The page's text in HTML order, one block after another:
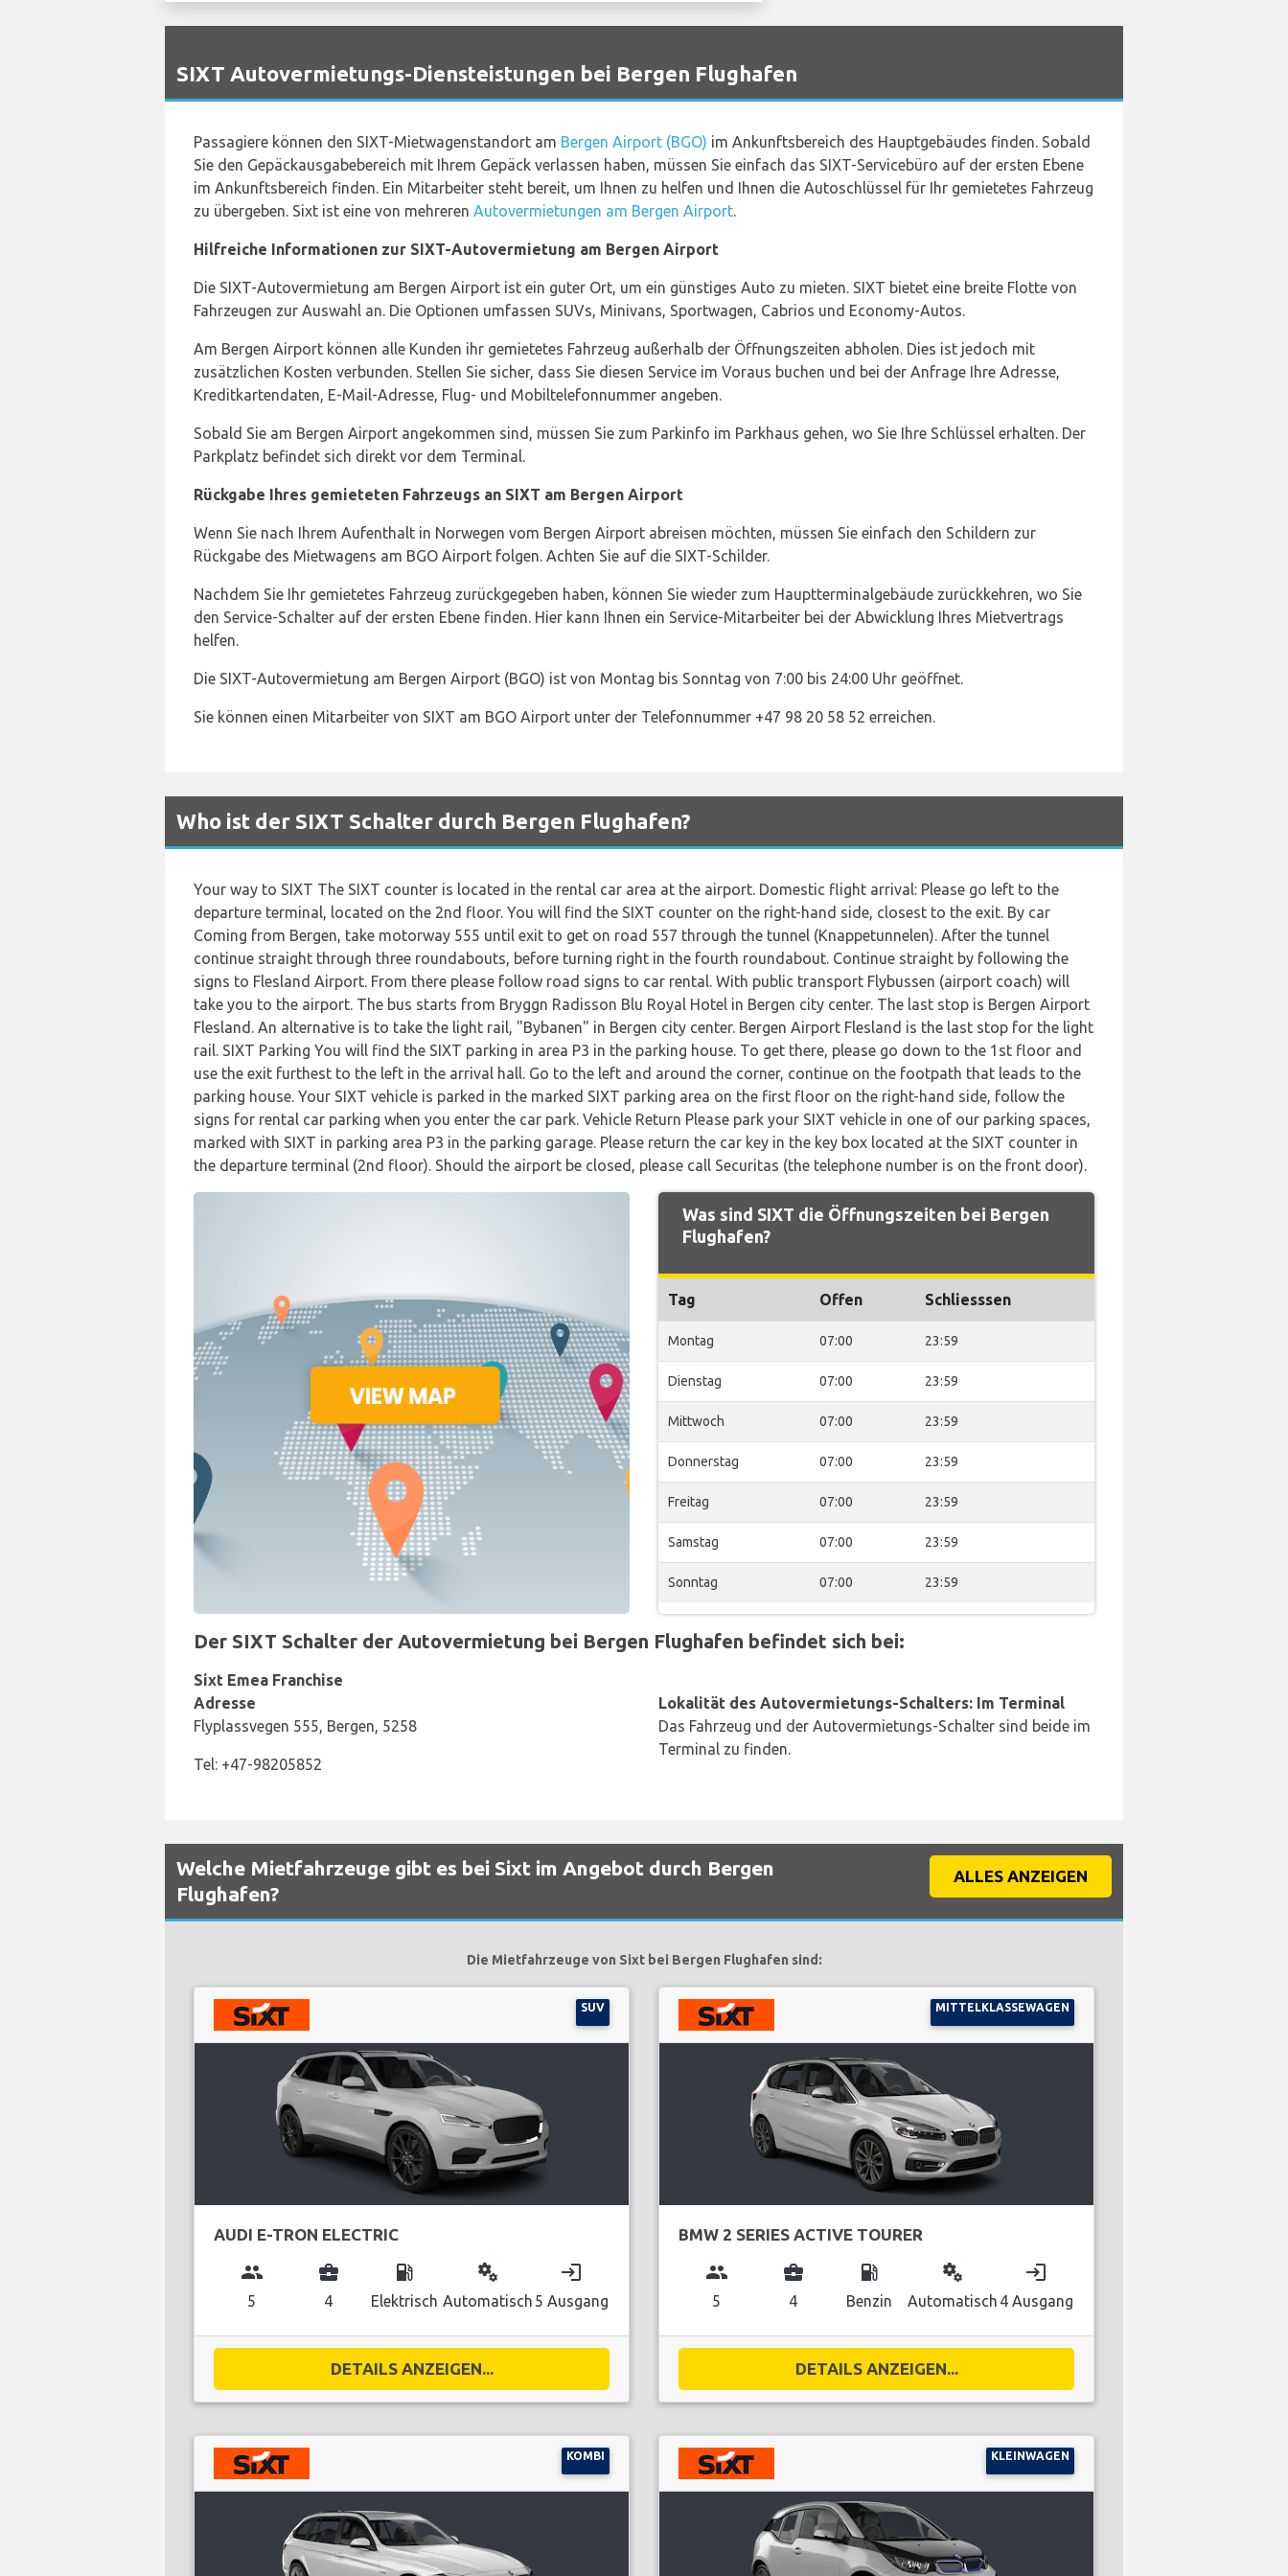
SIXT Autovermietungs-Diensteistungen bei Bergen Flughafen
Passagiere können den SIXT-Mietwagenstandort am Bergen Airport (BGO) im Ankunftsbereich des Hauptgebäudes finden. Sobald
Sie den Gepäckausgabebereich mit Ihrem Gepäck verlassen haben, müssen Sie einfach das SIXT-Servicebüro auf der ersten Ebene
im Ankunftsbereich finden. Ein Mitarbeiter steht bereit, um Ihnen zu helfen und Ihnen die Autoschlüssel für Ihr gemietetes Fahrzeug
zu übergeben. Sixt ist eine von mehreren Autovermietungen am Bergen Airport.
Hilfreiche Informationen zur SIXT-Autovermietung am Bergen Airport
Die SIXT-Autovermietung am Bergen Airport ist ein guter Ort, um ein günstiges Auto zu mieten. SIXT bietet eine breite Flotte von
Fahrzeugen zur Auswahl an. Die Optionen umfassen SUVs, Minivans, Sportwagen, Cabrios und Economy-Autos.
Am Bergen Airport können alle Kunden ihr gemietetes Fahrzeug außerhalb der Öffnungszeiten abholen. Dies ist jedoch mit
zusätzlichen Kosten verbunden. Stellen Sie sicher, dass Sie diesen Service im Voraus buchen und bei der Anfrage Ihre Adresse,
Kreditkartendaten, E-Mail-Adresse, Flug- und Mobiltelefonnummer angeben.
Sobald Sie am Bergen Airport angekommen sind, müssen Sie zum Parkinfo im Parkhaus gehen, wo Sie Ihre Schlüssel erhalten. Der
Parkplatz befindet sich direkt vor dem Terminal.
Rückgabe Ihres gemieteten Fahrzeugs an SIXT am Bergen Airport
Wenn Sie nach Ihrem Aufenthalt in Norwegen vom Bergen Airport abreisen möchten, müssen Sie einfach den Schildern zur
Rückgabe des Mietwagens am BGO Airport folgen. Achten Sie auf die SIXT-Schilder.
Nachdem Sie Ihr gemietetes Fahrzeug zurückgegeben haben, können Sie wieder zum Hauptterminalgebäude zurückkehren, wo Sie
den Service-Schalter auf der ersten Ebene finden. Hier kann Ihnen ein Service-Mitarbeiter bei der Abwicklung Ihres Mietvertrags
helfen.
Die SIXT-Autovermietung am Bergen Airport (BGO) ist von Montag bis Sonntag von 7:00 bis 24:00 Uhr geöffnet.
Sie können einen Mitarbeiter von SIXT am BGO Airport unter der Telefonnummer +47 98 20 58 52 erreichen.
Who ist der SIXT Schalter durch Bergen Flughafen?
Your way to SIXT The SIXT counter is located in the rental car area at the airport. Domestic flight arrival: Please go left to the
departure terminal, located on the 2nd floor. You will find the SIXT counter on the right-hand side, closest to the exit. By car
Coming from Bergen, take motorway 555 until exit to get on road 557 through the tunnel (Knappetunnelen). After the tunnel
continue straight through three roundabouts, before turning right in the fourth roundabout. Continue straight by following the
signs to Flesland Airport. From there please follow road signs to car rental. With public transport Flybussen (airport coach) will
take you to the airport. The bus starts from Bryggn Radisson Blu Royal Hotel in Bergen city center. The last stop is Bergen Airport
Flesland. An alternative is to take the light rail, "Bybanen" in Bergen city center. Bergen Airport Flesland is the last stop for the light
rail. SIXT Parking You will find the SIXT parking in area P3 in the parking house. To get there, please go down to the 1st floor and
use the exit furthest to the left in the arrival hall. Go to the left and around the corner, continue on the footpath that leads to the
parking house. Your SIXT vehicle is parked in the marked SIXT parking area on the first floor on the right-hand side, follow the
signs for rental car parking when you enter the car park. Vehicle Return Please park your SIXT vehicle in one of our parking spaces,
marked with SIXT in parking area P3 in the parking garage. Please return the car key in the key box located at the SIXT counter in
the departure terminal (2nd floor). Should the airport be closed, please call Securitas (the telephone number is on the front door).
Was sind SIXT die Öffnungszeiten bei Bergen
Flughafen?
Tag Offen Schliesssen
Montag 07:00 23:59
Dienstag 07:00 23:59
Mittwoch 07:00 23:59
Donnerstag 07:00 23:59
Freitag 07:00 23:59
Samstag 07:00 23:59
Sonntag 07:00 23:59
Der SIXT Schalter der Autovermietung bei Bergen Flughafen befindet sich bei:
Sixt Emea Franchise
Adresse
Flyplassvegen 555, Bergen, 5258
Tel: +47-98205852
Lokalität des Autovermietungs-Schalters: Im Terminal
Das Fahrzeug und der Autovermietungs-Schalter sind beide im
Terminal zu finden.
Welche Mietfahrzeuge gibt es bei Sixt im Angebot durch Bergen
Flughafen?
ALLES ANZEIGEN
Die Mietfahrzeuge von Sixt bei Bergen Flughafen sind:
SUV
AUDI E-TRON ELECTRIC
group
5
business_center
4
local_gas_station
Elektrisch
miscellaneous_services
Automatisch
login
5 Ausgang
DETAILS ANZEIGEN...
MITTELKLASSEWAGEN
BMW 2 SERIES ACTIVE TOURER
group
5
business_center
4
local_gas_station
Benzin
miscellaneous_services
Automatisch
login
4 Ausgang
DETAILS ANZEIGEN...
KOMBI KLEINWAGEN